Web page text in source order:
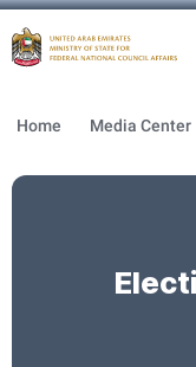
Home Media Center